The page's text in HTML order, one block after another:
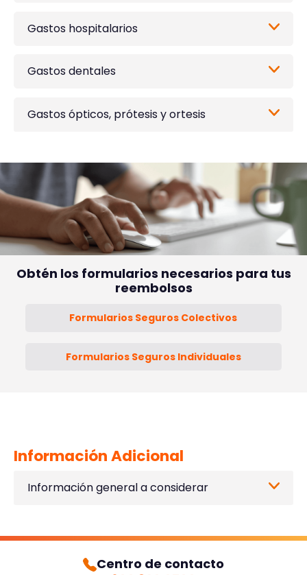
Gastos hospitalarios
Gastos dentales
Gastos ópticos, prótesis y ortesis
Obtén los formularios necesarios para tus
reembolsos
Formularios Seguros Colectivos
Formularios Seguros Individuales
Información Adicional
Información general a considerar
Centro de contacto